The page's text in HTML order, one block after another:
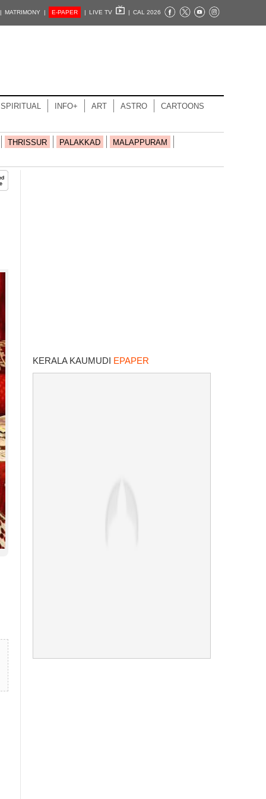
MATRIMONY | E-PAPER | LIVE TV | CAL 2026
SPIRITUAL INFO+ ART ASTRO CARTOONS
THRISSUR PALAKKAD MALAPPURAM
KERALA KAUMUDI EPAPER